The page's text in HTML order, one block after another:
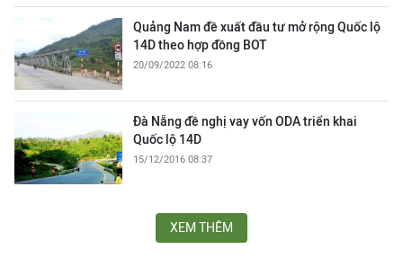
Quảng Nam đề xuất đầu tư mở rộng Quốc lộ
14D theo hợp đồng BOT
20/09/2022 08:16
Đà Nẵng đề nghị vay vốn ODA triển khai
Quốc lộ 14D
15/12/2016 08:37
XEM THÊM